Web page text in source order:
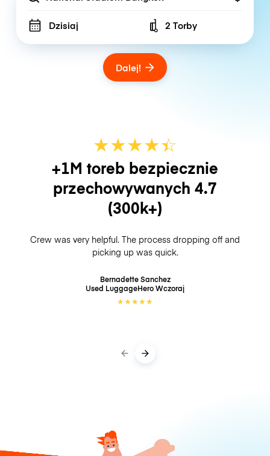
Dzisiaj Number of bags
2 Torby
Dalej!
★★★★☆
★
+1M toreb bezpiecznie
przechowywanych 4.7
(300k+)
Crew was very helpful. The process dropping off and
picking up was quick.
Bernadette Sanchez
Used LuggageHeroWczoraj
★★★★★